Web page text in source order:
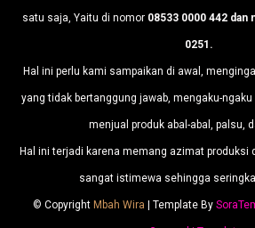
satu saja, Yaitu di nomor 08533 0000 442 dan
0251.
Hal ini perlu kami sampaikan di awal,
yang tidak bertanggung jawab, mengaku-ngaku
menjual produk abal-abal, palsu,
Hal ini terjadi karena memang azimat produksi
sangat istimewa sehingga
© Copyright Mbah Wira | Template By